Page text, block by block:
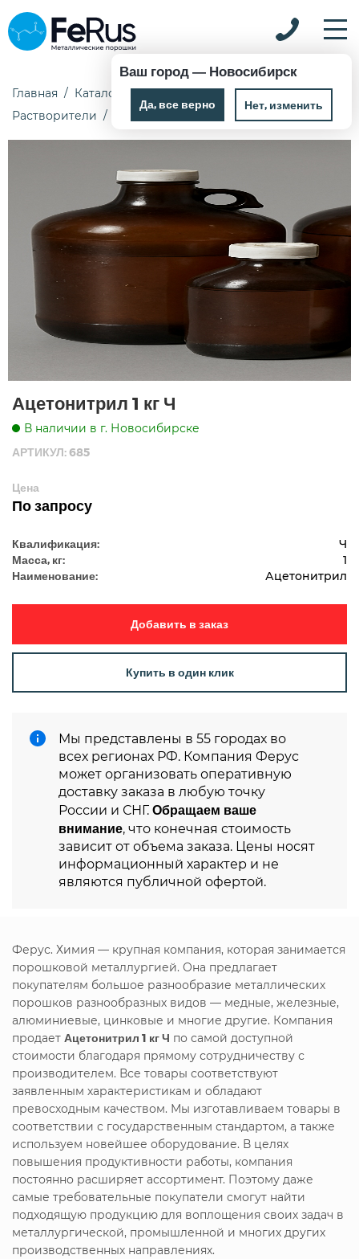
Ваш город — Новосибирск
Да, все верно Нет, изменить
Главная Каталог
Химические реактивы
Растворители
Ацетонитрил 1 кг Ч
Ацетонитрил 1 кг Ч
В наличии в г. Новосибирске
АРТИКУЛ: 685
Цена
По запросу
Квалификация: Ч
Масса, кг: 1
Наименование: Ацетонитрил
Добавить в заказ
Купить в один клик
Мы представлены в 55 городах во
всех регионах РФ. Компания Ферус
может организовать оперативную
доставку заказа в любую точку
России и СНГ. Обращаем ваше
внимание, что конечная стоимость
зависит от объема заказа. Цены носят
информационный характер и не
являются публичной офертой.
Ферус. Химия — крупная компания, которая занимается
порошковой металлургией. Она предлагает
покупателям большое разнообразие металлических
порошков разнообразных видов — медные, железные,
алюминиевые, цинковые и многие другие. Компания
продает Ацетонитрил 1 кг Ч по самой доступной
стоимости благодаря прямому сотрудничеству с
производителем. Все товары соответствуют
заявленным характеристикам и обладают
превосходным качеством. Мы изготавливаем товары в
соответствии с государственным стандартом, а также
используем новейшее оборудование. В целях
повышения продуктивности работы, компания
постоянно расширяет ассортимент. Поэтому даже
самые требовательные покупатели смогут найти
подходящую продукцию для воплощения своих задач в
металлургической, промышленной и многих других
производственных направлениях.